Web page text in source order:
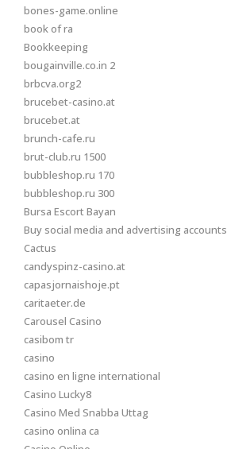
bones-game.online
book of ra
Bookkeeping
bougainville.co.in 2
brbcva.org2
brucebet-casino.at
brucebet.at
brunch-cafe.ru
brut-club.ru 1500
bubbleshop.ru 170
bubbleshop.ru 300
Bursa Escort Bayan
Buy social media and advertising accounts
Cactus
candyspinz-casino.at
capasjornaishoje.pt
caritaeter.de
Carousel Casino
casibom tr
casino
casino en ligne international
Casino Lucky8
Casino Med Snabba Uttag
casino onlina ca